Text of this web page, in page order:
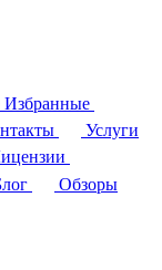
Избранные
Услуги
Обзоры